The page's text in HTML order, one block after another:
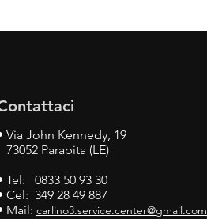
Via John Kennedy, 19
73052 Parabita (LE)
Tel: 0833 50 93 30
Cel: 349 28 49 887
Mail: carlino3.service.center@gmail.com